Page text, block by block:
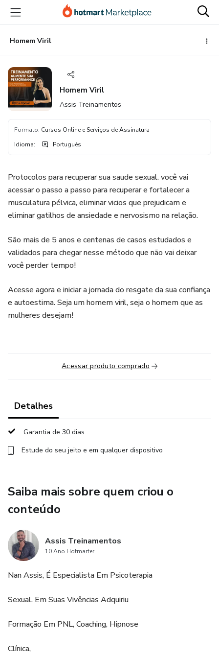
para
conteúdo
principal
para
pagamento
para
rodapé
Homem Viril
Homem Viril
Assis Treinamentos
Formato: Cursos Online e Serviços de Assinatura
Idioma: Português
Protocolos para recuperar sua saude sexual. você vai
acessar o passo a passo para recuperar e fortalecer a
musculatura pélvica, eliminar vicios que prejudicam e
eliminar gatilhos de ansiedade e nervosismo na relação.
São mais de 5 anos e centenas de casos estudados e
validados para chegar nesse método que não vai deixar
você perder tempo!
Acesse agora e iniciar a jornada do resgate da sua confiança
e autoestima. Seja um homem viril, seja o homem que as
mulheres desejam!
Acessar produto comprado
Detalhes
Garantia de 30 dias
Estude do seu jeito e em qualquer dispositivo
Saiba mais sobre quem criou o
conteúdo
Assis Treinamentos
10 Ano Hotmarter
Nan Assis, É Especialista Em Psicoterapia
Sexual. Em Suas Vivências Adquiriu
Formação Em PNL, Coaching, Hipnose
Clínica,